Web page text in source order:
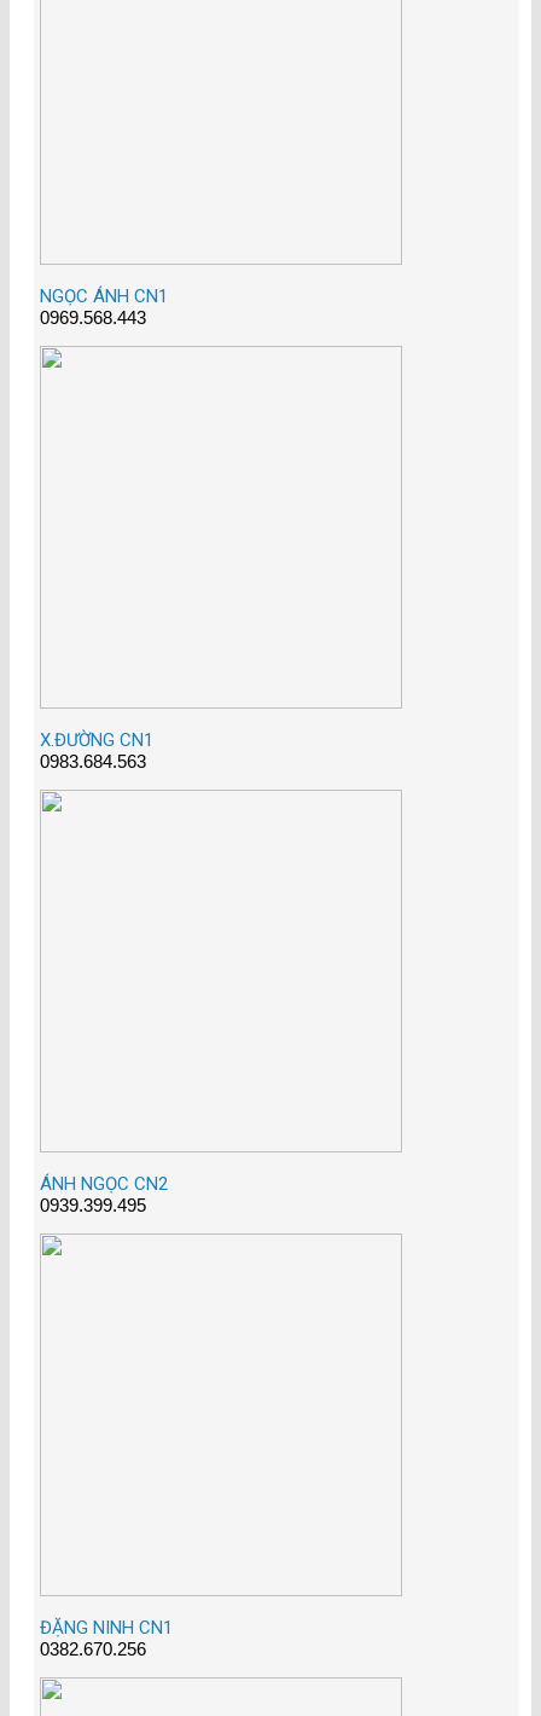
NGỌC ÁNH CN1
0969.568.443
X.ĐƯỜNG CN1
0983.684.563
ÁNH NGỌC CN2
0939.399.495
ĐẶNG NINH CN1
0382.670.256